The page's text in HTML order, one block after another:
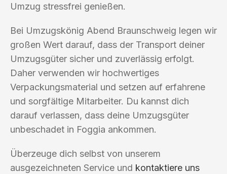
Umzug stressfrei genießen.
Bei Umzugskönig Abend Braunschweig legen wir
großen Wert darauf, dass der Transport deiner
Umzugsgüter sicher und zuverlässig erfolgt.
Daher verwenden wir hochwertiges
Verpackungsmaterial und setzen auf erfahrene
und sorgfältige Mitarbeiter. Du kannst dich
darauf verlassen, dass deine Umzugsgüter
unbeschadet in Foggia ankommen.
Überzeuge dich selbst von unserem
ausgezeichneten Service und kontaktiere uns